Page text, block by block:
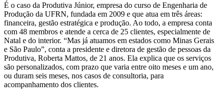
É o caso da Produtiva Júnior, empresa do curso de Engenharia de
Produção da UFRN, fundada em 2009 e que atua em três áreas:
financeira, gestão estratégica e produção. Ao todo, a empresa conta
com 48 membros e atende a cerca de 25 clientes, especialmente de
Natal e do interior. “Mas já atuamos em estados como Minas Gerais
e São Paulo”, conta a presidente e diretora de gestão de pessoas da
Produtiva, Roberta Mattos, de 21 anos. Ela explica que os serviços
são personalizados, com prazo que varia entre oito meses e um ano,
ou duram seis meses, nos casos de consultoria, para
acompanhamento dos clientes.